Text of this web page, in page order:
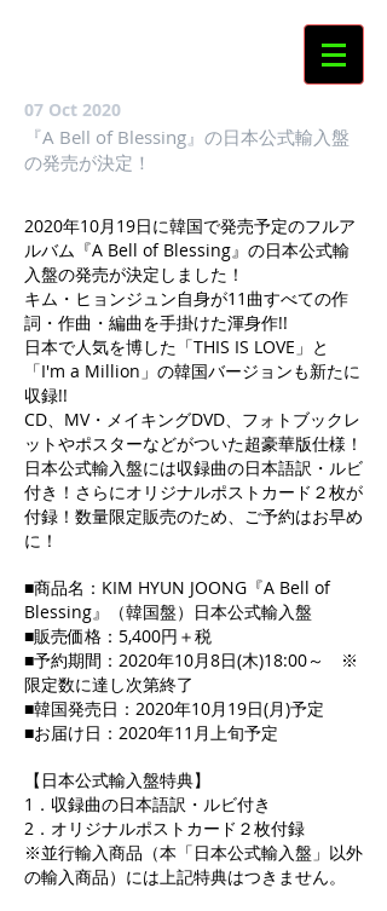
07 Oct 2020
『A Bell of Blessing』の日本公式輸入盤
の発売が決定！
2020年10月19日に韓国で発売予定のフルア
ルバム『A Bell of Blessing』の日本公式輸
入盤の発売が決定しました！
キム・ヒョンジュン自身が11曲すべての作
詞・作曲・編曲を手掛けた渾身作!!
日本で人気を博した「THIS IS LOVE」と
「I'm a Million」の韓国バージョンも新たに
収録!!
CD、MV・メイキングDVD、フォトブックレ
ットやポスターなどがついた超豪華版仕様！
日本公式輸入盤には収録曲の日本語訳・ルビ
付き！さらにオリジナルポストカード２枚が
付録！数量限定販売のため、ご予約はお早め
に！
■商品名：KIM HYUN JOONG『A Bell of
Blessing』（韓国盤）日本公式輸入盤
■販売価格：5,400円＋税
■予約期間：2020年10月8日(木)18:00～ ※
限定数に達し次第終了
■韓国発売日：2020年10月19日(月)予定
■お届け日：2020年11月上旬予定
【日本公式輸入盤特典】
1．収録曲の日本語訳・ルビ付き
2．オリジナルポストカード２枚付録
※並行輸入商品（本「日本公式輸入盤」以外
の輸入商品）には上記特典はつきません。